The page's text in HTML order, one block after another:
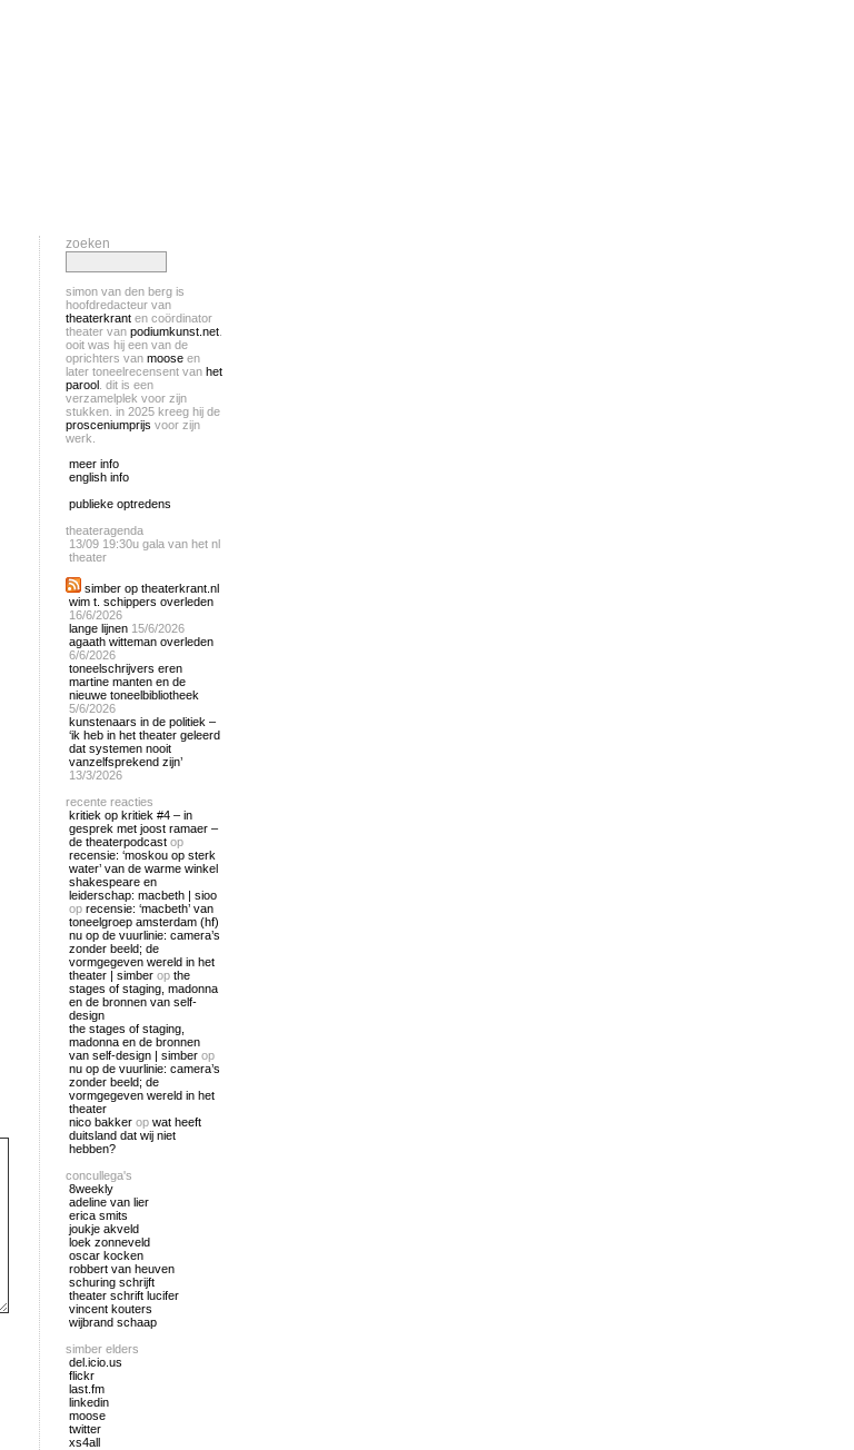
zoeken
simon van den berg is
hoofdredacteur van
theaterkrant en coördinator
theater van podiumkunst.net
ooit was hij een van de
oprichters van moose en
later toneelrecensent van het
parool . dit is een
verzamelplek voor zijn
stukken. in 2025 kreeg hij de
prosceniumprijs voor zijn
werk.
meer info
english info
publieke optredens
theateragenda
13/09 19:30u gala van het nl
theater
simber op theaterkrant.nl
wim t. schippers overleden
16/6/2026
lange lijnen 15/6/2026
agaath witteman overleden
6/6/2026
toneelschrijvers eren
martine manten en de
nieuwe toneelbibliotheek
5/6/2026
kunstenaars in de politiek –
‘ik heb in het theater geleerd
dat systemen nooit
vanzelfsprekend zijn’
13/3/2026
recente reacties
kritiek op kritiek #4 – in
gesprek met joost ramaer –
de theaterpodcast op
recensie: ‘moskou op sterk
water’ van de warme winkel
shakespeare en
leiderschap: macbeth | sioo
op recensie: ‘macbeth’ van
toneelgroep amsterdam (hf)
nu op de vuurlinie: camera’s
zonder beeld; de
vormgegeven wereld in het
theater | simber op the
stages of staging, madonna
en de bronnen van self-
design
the stages of staging,
madonna en de bronnen
van self-design | simber op
nu op de vuurlinie: camera’s
zonder beeld; de
vormgegeven wereld in het
theater
nico bakker op wat heeft
duitsland dat wij niet
hebben?
concullega's
8weekly
adeline van lier
erica smits
joukje akveld
loek zonneveld
oscar kocken
robbert van heuven
schuring schrijft
theater schrift lucifer
vincent kouters
wijbrand schaap
simber elders
del.icio.us
flickr
last.fm
linkedin
moose
twitter
xs4all